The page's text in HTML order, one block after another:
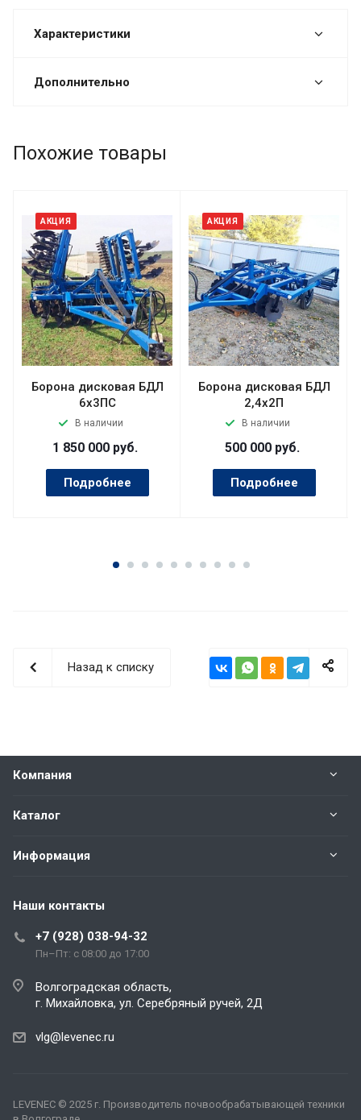
Характеристики
Дополнительно
Похожие товары
АКЦИЯ
Борона дисковая БДЛ
6x3ПС
В наличии
1 850 000 руб.
Подробнее
АКЦИЯ
Борона дисковая БДЛ
2,4х2П
В наличии
500 000 руб.
Подробнее
Назад к списку
Компания
Каталог
Информация
Наши контакты
+7 (928) 038-94-32
Пн–Пт: с 08:00 до 17:00
Волгоградская область,
г. Михайловка, ул. Серебряный ручей, 2Д
vlg@levenec.ru
LEVENEC © 2025 г. Производитель почвообрабатывающей техники